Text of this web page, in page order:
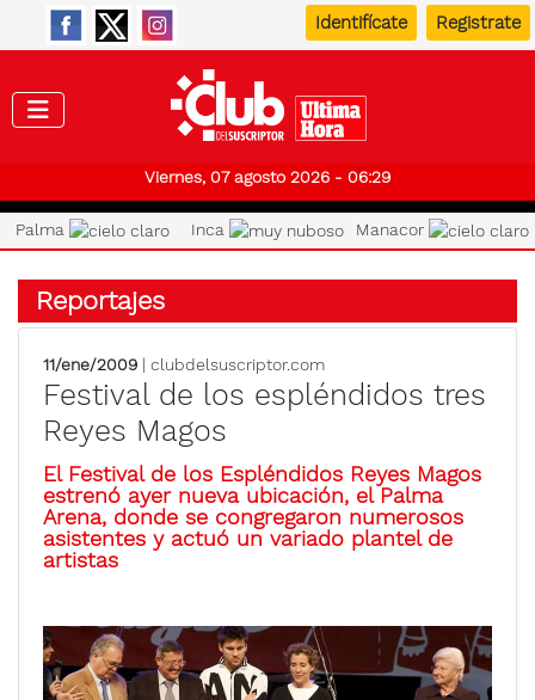
Identifícate Registrate
Viernes, 07 agosto 2026 - 06:29
Palma Inca Manacor
Reportajes
11/ene/2009 | clubdelsuscriptor.com
Festival de los espléndidos tres
Reyes Magos
El Festival de los Espléndidos Reyes Magos
estrenó ayer nueva ubicación, el Palma
Arena, donde se congregaron numerosos
asistentes y actuó un variado plantel de
artistas